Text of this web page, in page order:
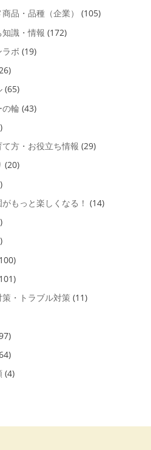
品・品種（企業）
(105)
識・情報 (172)
ラボ (19)
(65)
輪 (43)
方・お役立ち情報 (29)
(20)
もっと楽しくなる！ (14)
・トラブル対策 (11)
(4)